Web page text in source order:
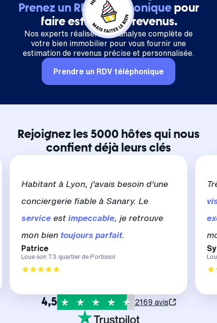
Prenez un RDV téléphoniquepour
faire estimer vos revenus.
Nos experts réalisent une analyse complète de
votre bien immobilier pour vous fournir une
estimation de revenus précise et personnalisée.
Prendre un RDV téléphonique
Rejoignez les 5000 hôtes qui nous
confient déjà leurs clés
Habitant à Lyon, j'avais besoin d'une
conciergerie fiable à Sanary. Le
service est impeccable , je retrouve
mon bien toujours parfait.
Patrice
Loue son T3 quartier de Portissol
4,5 2169 avis